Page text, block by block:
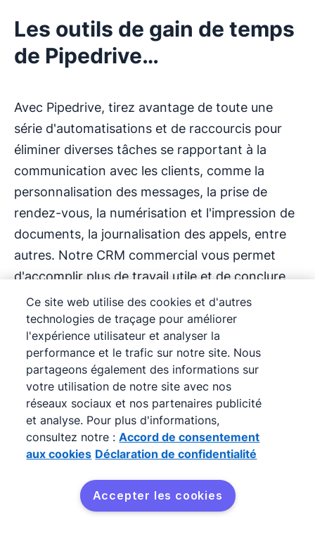
Les outils de gain de temps
de Pipedrive…
Avec Pipedrive, tirez avantage de toute une
série d'automatisations et de raccourcis pour
éliminer diverses tâches se rapportant à la
communication avec les clients, comme la
personnalisation des messages, la prise de
rendez-vous, la numérisation et l'impression de
documents, la journalisation des appels, entre
autres. Notre CRM commercial vous permet
d'accomplir plus de travail utile et de conclure
plus d'affaires en moins de temps.
Utilisé par plus de 100 000
entreprises dans 179 pays
Notre processus de vente s'est amélioré de
20 %, avec une baisse de 40 % du temps total
Jana Hodboďová
Ce site web utilise des cookies et d'autres
technologies de traçage pour améliorer
l'expérience utilisateur et analyser la
performance et le trafic sur notre site. Nous
partageons également des informations sur
votre utilisation de notre site avec nos
réseaux sociaux et nos partenaires publicité
et analyse. Pour plus d'informations,
consultez notre : Accord de consentement
aux cookies Déclaration de confidentialité
Accepter les cookies